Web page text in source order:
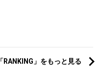
「RANKING」をもっと見る